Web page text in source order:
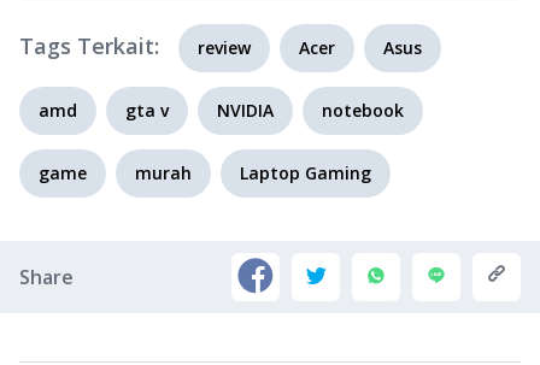
Tags Terkait: review Acer Asus
amd gta v NVIDIA notebook
game murah Laptop Gaming
Share